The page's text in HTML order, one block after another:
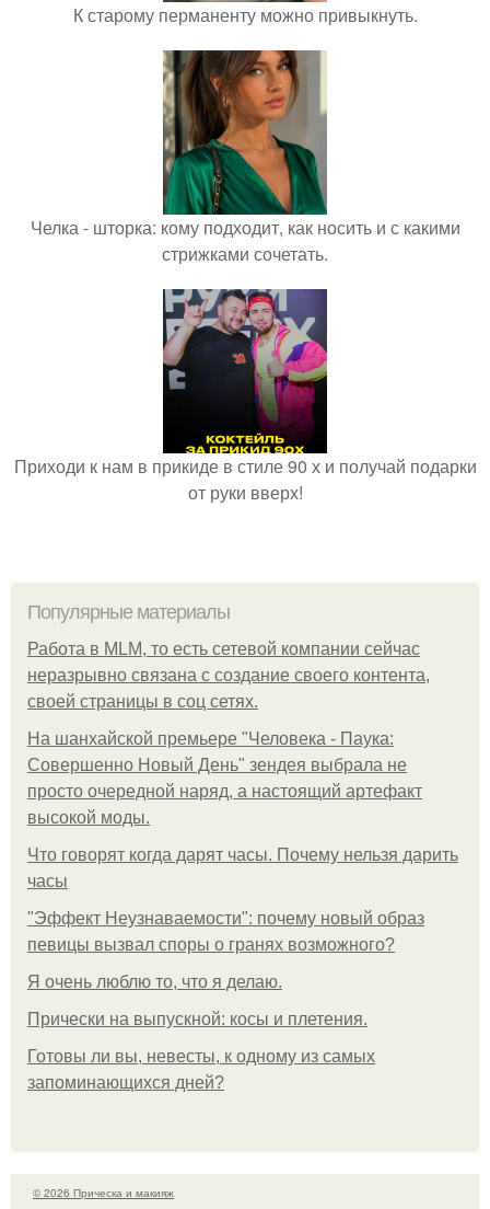
К старому перманенту можно привыкнуть.
Челка - шторка: кому подходит, как носить и с какими
стрижками сочетать.
Приходи к нам в прикиде в стиле 90 х и получай подарки
от руки вверх!
Популярные материалы
Работа в MLM, то есть сетевой компании сейчас
неразрывно связана с создание своего контента,
своей страницы в соц сетях.
На шанхайской премьере "Человека - Паука:
Совершенно Новый День" зендея выбрала не
просто очередной наряд, а настоящий артефакт
высокой моды.
Что говорят когда дарят часы. Почему нельзя дарить
часы
"Эффект Неузнаваемости": почему новый образ
певицы вызвал споры о гранях возможного?
Я очень люблю то, что я делаю.
Прически на выпускной: косы и плетения.
Готовы ли вы, невесты, к одному из самых
запоминающихся дней?
© 2026 Прическа и макияж